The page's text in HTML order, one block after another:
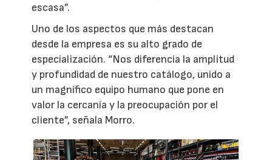
escasa”.
Uno de los aspectos que más destacan
desde la empresa es su alto grado de
especialización. “Nos diferencia la amplitud
y profundidad de nuestro catálogo, unido a
un magnífico equipo humano que pone en
valor la cercanía y la preocupación por el
cliente”, señala Morro.